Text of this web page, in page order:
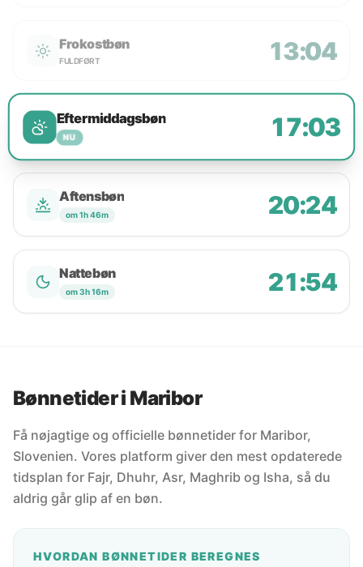
Frokostbøn
FULDFØRT 13:04
Eftermiddagsbøn
NU 17:03
Aftensbøn
om 1h 46m 20:24
Nattebøn
om 3h 16m 21:54
Bønnetider i Maribor
Få nøjagtige og officielle bønnetider for Maribor,
Slovenien. Vores platform giver den mest opdaterede
tidsplan for Fajr, Dhuhr, Asr, Maghrib og Isha, så du
aldrig går glip af en bøn.
HVORDAN BØNNETIDER BEREGNES